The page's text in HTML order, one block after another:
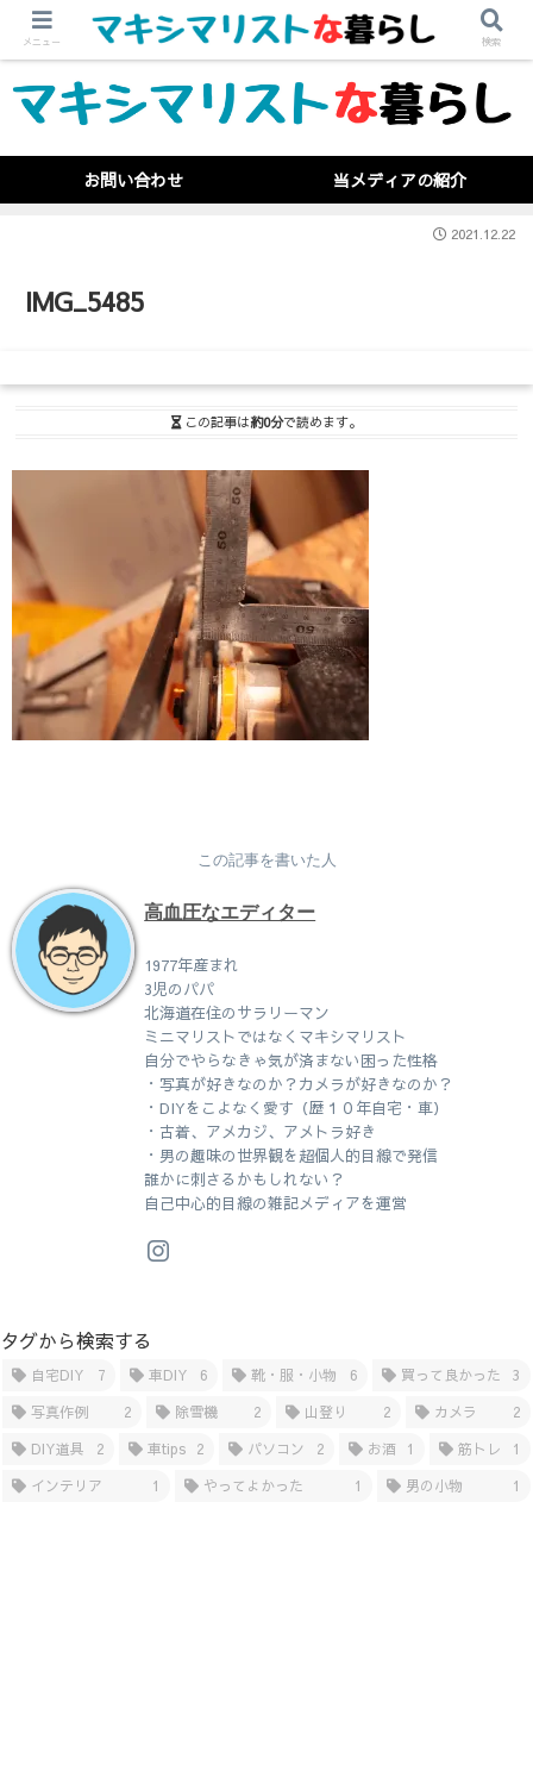
お問い合わせ 当メディアの紹介
IMG_5485
2021.12.22
この記事は約0分で読めます。
この記事を書いた人
高血圧なエディター
1977年産まれ
3児のパパ
北海道在住のサラリーマン
ミニマリストではなくマキシマリスト
自分でやらなきゃ気が済まない困った性格
・写真が好きなのか？カメラが好きなのか？
・DIYをこよなく愛す（歴１０年自宅・車）
・古着、アメカジ、アメトラ好き
・男の趣味の世界観を超個人的目線で発信
誰かに刺さるかもしれない？
自己中心的目線の雑記メディアを運営
タグから検索する
自宅DIY 7 車DIY 6 靴・服・小物 6 買って良かった
3
写真作例
2 除雪機 2 山登り 2 カメラ
2
DIY道具
2 車tips 2 パソコン 2 お酒 1 筋トレ
1
インテリア
1 やってよかった 1 男の小物 1
メニュー 検索